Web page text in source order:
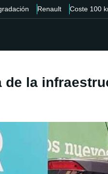
Renault Coste 100
de la